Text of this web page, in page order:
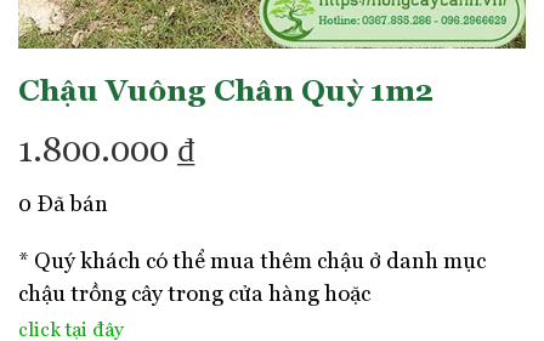
Chậu Vuông Chân Quỳ 1m2
1.800.000 ₫
0 Đã bán
* Quý khách có thể mua thêm chậu ở danh mục
chậu trồng cây trong cửa hàng hoặc
click tại đây